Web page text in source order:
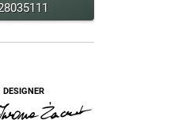
DESIGNER